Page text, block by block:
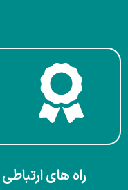
راه های ارتباطی